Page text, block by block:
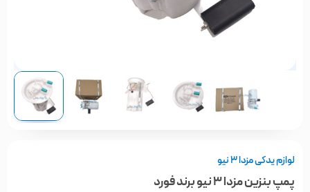
لوازم یدکی مزدا ۳ نیو
پمپ بنزین مزدا 3 نیو برند فورد